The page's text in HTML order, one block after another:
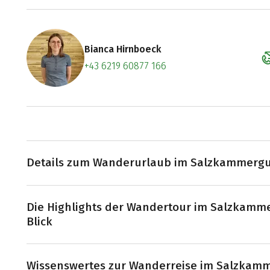
Bianca Hirnboeck
+43 6219 60877 166
Termin
Details zum Wanderurlaub im
Wolfgang, St. Gilgen und Strobl. Später führt Sie der
und Bad Goisern, bis Sie schließlich im
Die Highlights der Wandertour im
Blick
Baden in glasklarem Wasser:
Der Wolfgangsee und
Wissenswertes zur Wanderreise im